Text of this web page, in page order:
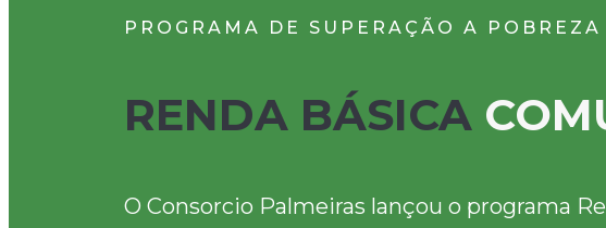
PROGRAMA DE SUPERAÇÃO A POBREZA
RENDA BÁSICA
O Consorcio Palmeiras lançou o programa